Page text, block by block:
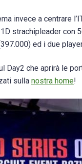
invece a centrare
strachipleader con
ed i due
Day2 che aprirà le
sulla nostra home!